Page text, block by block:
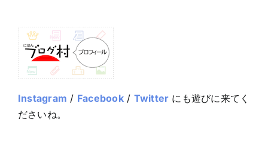
Instagram / Facebook/ Twitter にも遊びに来てく
ださいね。